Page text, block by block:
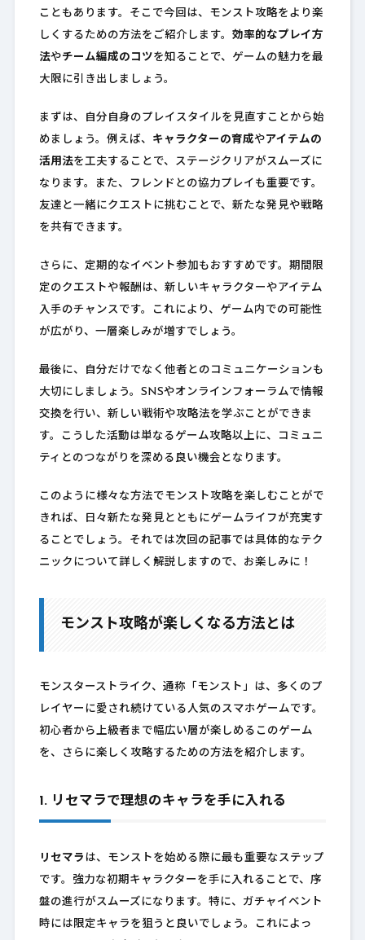
こともあります。そこで今回は、モンスト攻略をより楽
しくするための方法をご紹介します。 効率的なプレイ方
法やチーム編成のコツを知ることで、ゲームの魅力を最
大限に引き出しましょう。
まずは、自分自身のプレイスタイルを見直すことから始
めましょう。例えば、 キャラクターの育成やアイテムの
活用法を工夫することで、ステージクリアがスムーズに
なります。また、フレンドとの協力プレイも重要です。
友達と一緒にクエストに挑むことで、新たな発見や戦略
を共有できます。
さらに、定期的なイベント参加もおすすめです。期間限
定のクエストや報酬は、新しいキャラクターやアイテム
入手のチャンスです。これにより、ゲーム内での可能性
が広がり、一層楽しみが増すでしょう。
最後に、自分だけでなく他者とのコミュニケーションも
大切にしましょう。SNSやオンラインフォーラムで情報
交換を行い、新しい戦術や攻略法を学ぶことができま
す。こうした活動は単なるゲーム攻略以上に、コミュニ
ティとのつながりを深める良い機会となります。
このように様々な方法でモンスト攻略を楽しむことがで
きれば、日々新たな発見とともにゲームライフが充実す
ることでしょう。それでは次回の記事では具体的なテク
ニックについて詳しく解説しますので、お楽しみに！
モンスト攻略が楽しくなる方法とは
モンスターストライク、通称「モンスト」は、多くのプ
レイヤーに愛され続けている人気のスマホゲームです。
初心者から上級者まで幅広い層が楽しめるこのゲーム
を、さらに楽しく攻略するための方法を紹介します。
1. リセマラで理想のキャラを手に入れる
リセマラ は、モンストを始める際に最も重要なステップ
です。強力な初期キャラクターを手に入れることで、序
盤の進行がスムーズになります。特に、ガチャイベント
時には限定キャラを狙うと良いでしょう。これによっ